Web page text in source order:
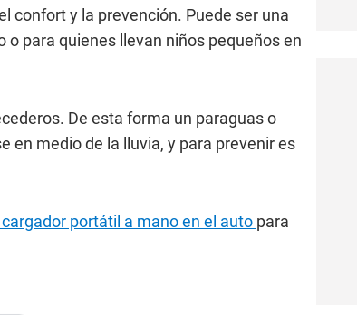
confort y la prevención. Puede ser una
para quienes llevan niños pequeños en
De esta forma un paraguas o
en medio de la lluvia, y para prevenir es
cargador portátil a mano en el auto para